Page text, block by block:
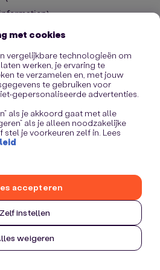
.
met cookies
vergelijkbare technologieën om
werken, je ervaring te
te verzamelen en, met jouw
te gebruiken voor
gepersonaliseerde advertenties.
als je akkoord gaat met alle
als je alleen noodzakelijke
je voorkeuren zelf in. Lees
Zelf instellen
weigeren
accepteren